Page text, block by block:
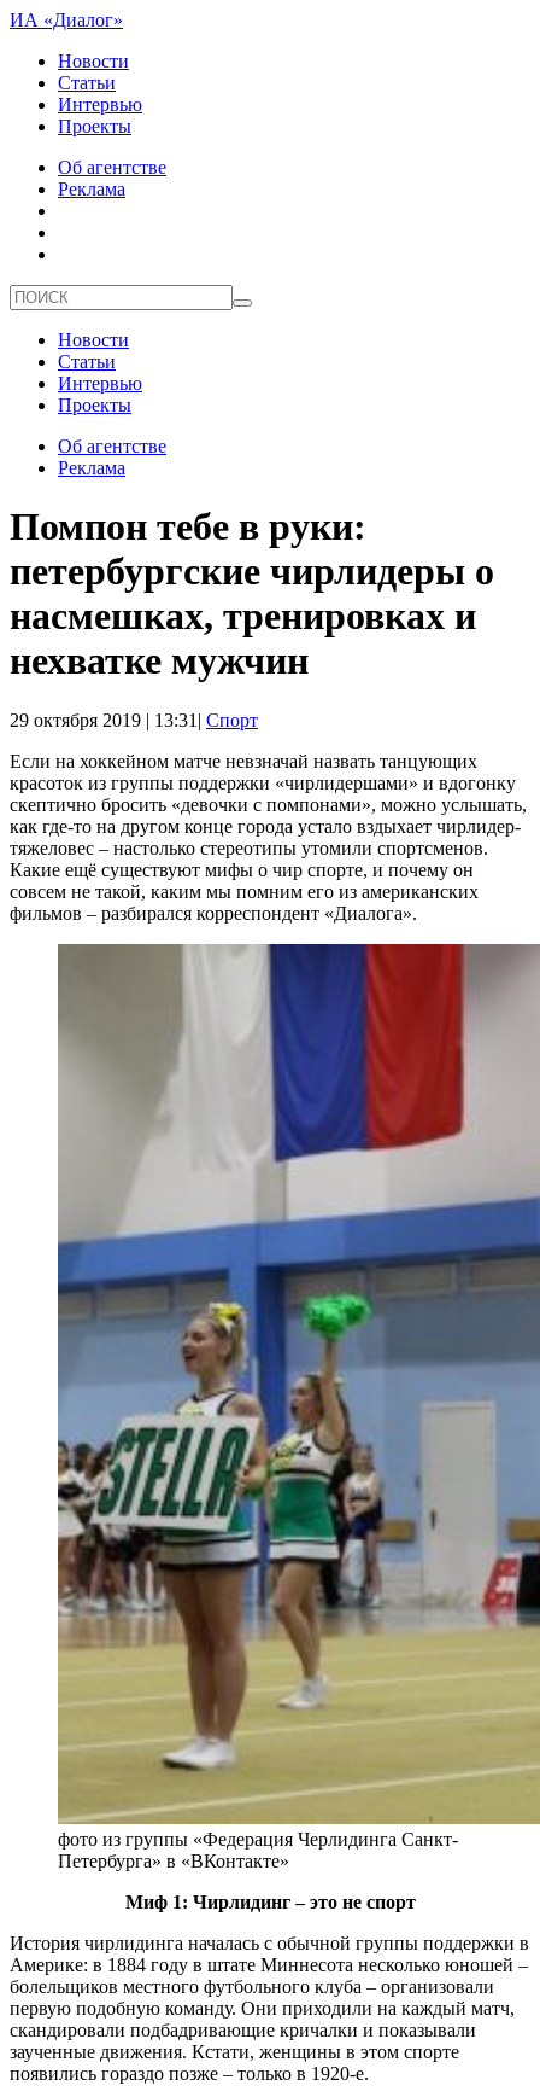
ИА «Диалог»
Новости
Статьи
Интервью
Проекты
Об агентстве
Реклама
Новости
Статьи
Интервью
Проекты
Об агентстве
Реклама
Помпон тебе в руки:
петербургские чирлидеры о
насмешках, тренировках и
нехватке мужчин
29 октября 2019 | 13:31| Спорт
Если на хоккейном матче невзначай назвать танцующих
красоток из группы поддержки «чирлидершами» и вдогонку
скептично бросить «девочки с помпонами», можно услышать,
как где-то на другом конце города устало вздыхает чирлидер-
тяжеловес – настолько стереотипы утомили спортсменов.
Какие ещё существуют мифы о чир спорте, и почему он
совсем не такой, каким мы помним его из американских
фильмов – разбирался корреспондент «Диалога».
фото из группы «Федерация Черлидинга Санкт-
Петербурга» в «ВКонтакте»
Миф 1: Чирлидинг – это не спорт
История чирлидинга началась с обычной группы поддержки в
Америке: в 1884 году в штате Миннесота несколько юношей –
болельщиков местного футбольного клуба – организовали
первую подобную команду. Они приходили на каждый матч,
скандировали подбадривающие кричалки и показывали
заученные движения. Кстати, женщины в этом спорте
появились гораздо позже – только в 1920-е.